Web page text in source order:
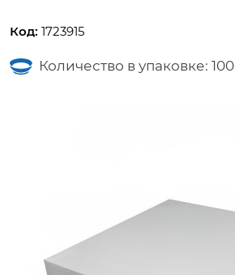
Код: 1723915
Количество в упаковке: 100